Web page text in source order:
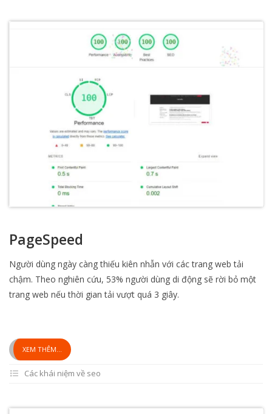
PageSpeed
Người dùng ngày càng thiếu kiên nhẫn với các trang web tải
chậm. Theo nghiên cứu, 53% người dùng di động sẽ rời bỏ một
trang web nếu thời gian tải vượt quá 3 giây.
XEM THÊM...
Các khái niệm về seo